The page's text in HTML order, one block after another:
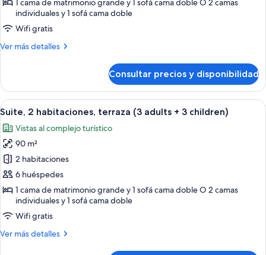
habitaciones,
terraza
(3
2
children)
1 cama de matrimonio grande y 1 sofá cama doble O 2 camas
individuales y 1 sofá cama doble
Wifi gratis
Ver más detalles
Más
2
habitaciones,
terraza
adults
+
2
children)
Consultar precios y disponibilidad
Abrir
todas
las
fotos
de
Suite,
2
habitaciones,
terraza
(3
Una habitación de hotel con cama,
7
Suite, 2 habitaciones, terraza (3 adults + 3 children)
Vistas al complejo turístico
90 m²
2 habitaciones
6 huéspedes
1 cama de matrimonio grande y 1 sofá cama doble O 2 camas
individuales y 1 sofá cama doble
Wifi gratis
Ver más detalles
Más